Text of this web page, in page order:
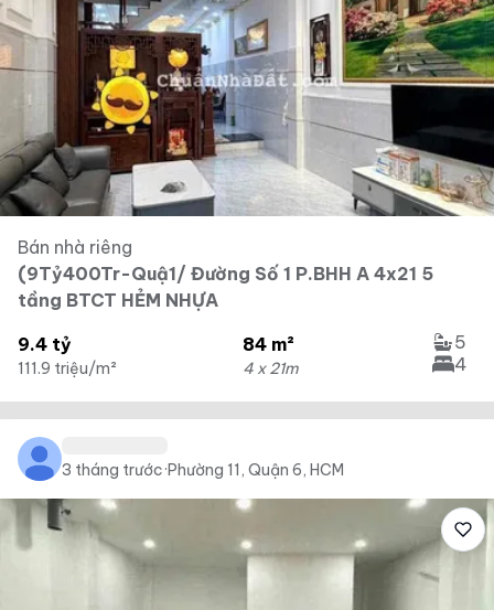
Bán nhà riêng
(9Tỷ400Tr-Quậ1/ Đường Số 1 P.BHH A 4x21 5
tầng BTCT HẺM NHỰA
9.4 tỷ
111.9 triệu/m²
84 m²
4 x 21m
5
4
3 tháng trước·Phường 11, Quận 6, HCM